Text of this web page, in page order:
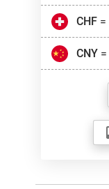
CHF=
CNY=